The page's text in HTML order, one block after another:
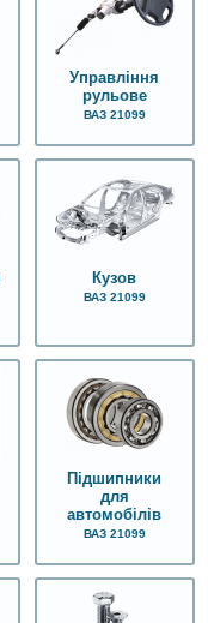
Управління
рульове
ВАЗ 21099
Кузов
ВАЗ 21099
Підшипники
для
автомобілів
ВАЗ 21099